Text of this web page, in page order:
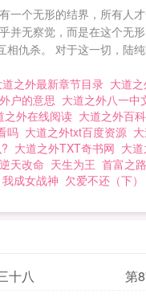
个无形的结界，所有人
无察觉，而是在这个无
仇杀。 对于这一切，陆
道之外最新章节目录 大道
户的意思 大道之外八一中
之外在线阅读 大道之外百科
吗 大道之外txt百度资源
大道之外TXT奇书网 大
天改命 天生为王 首富之路
成女战神 欠爱不还（下）
十八
第